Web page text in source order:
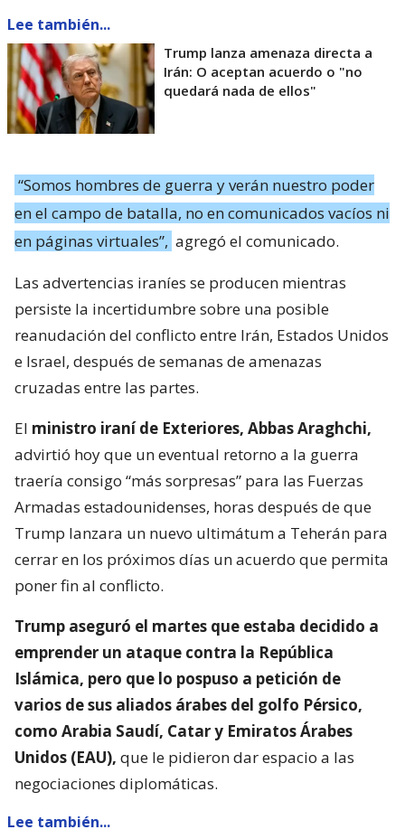
Lee también...
Trump lanza amenaza directa a
Irán: O aceptan acuerdo o "no
quedará nada de ellos"
“Somos hombres de guerra y verán nuestro poder
en el campo de batalla, no en comunicados vacíos ni
en páginas virtuales”, agregó el comunicado.
Las advertencias iraníes se producen mientras
persiste la incertidumbre sobre una posible
reanudación del conflicto entre Irán, Estados Unidos
e Israel, después de semanas de amenazas
cruzadas entre las partes.
El ministro iraní de Exteriores, Abbas Araghchi,
advirtió hoy que un eventual retorno a la guerra
traería consigo “más sorpresas” para las Fuerzas
Armadas estadounidenses, horas después de que
Trump lanzara un nuevo ultimátum a Teherán para
cerrar en los próximos días un acuerdo que permita
poner fin al conflicto.
Trump aseguró el martes que estaba decidido a
emprender un ataque contra la República
Islámica, pero que lo pospuso a petición de
varios de sus aliados árabes del golfo Pérsico,
como Arabia Saudí, Catar y Emiratos Árabes
Unidos (EAU), que le pidieron dar espacio a las
negociaciones diplomáticas.
Lee también...